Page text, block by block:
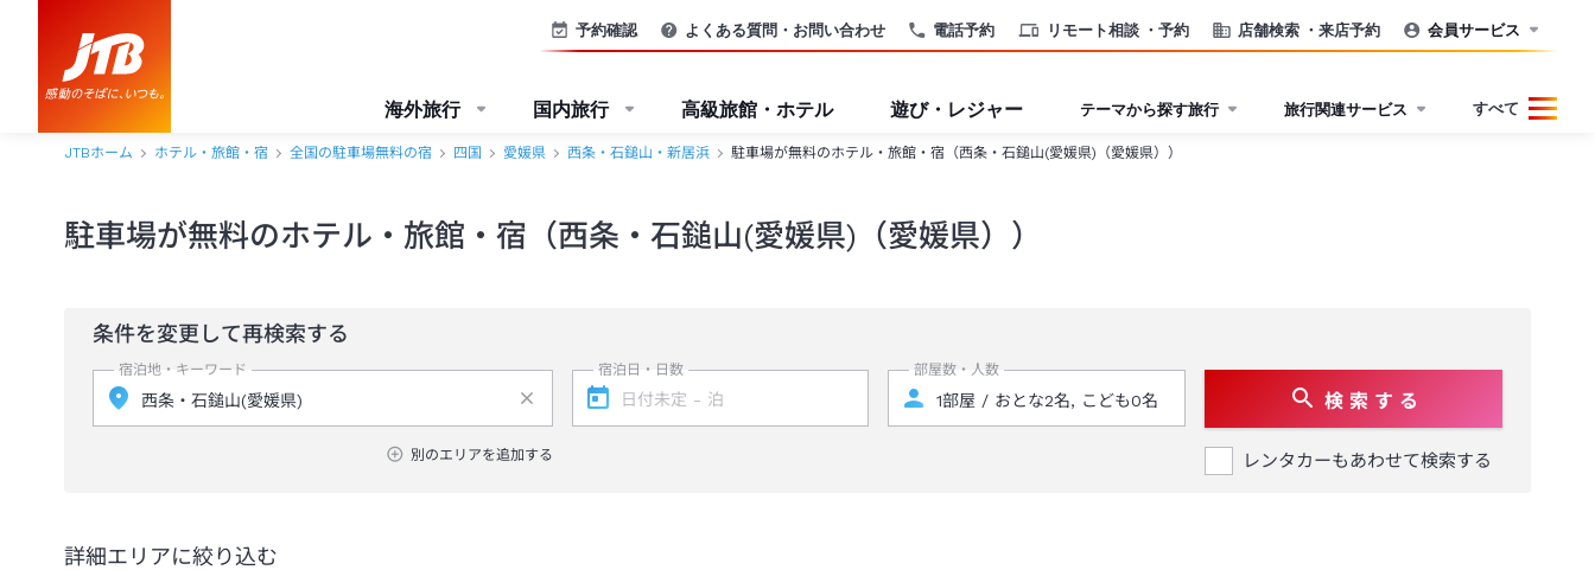
電話予約 リモート相談 ・予約 店舗検索 ・来店予約
予約確認 よくある質問・お問い合わせ 会員サービス
海外旅行 国内旅行 高級旅館・ホテル 遊び・レジャー テーマから探す旅行 旅行関連サービス すべて
JTBホーム ホテル・旅館・宿 全国の駐車場無料の宿 四国 愛媛県 西条・石鎚山・新居浜 駐車場が無料のホテル・旅館・宿（西条・石鎚山(愛媛県)（愛媛県））
駐車場が無料のホテル・旅館・宿（西条・石鎚山(愛媛県)（愛媛県））
条件を変更して再検索する
宿泊地・キーワード
別のエリアを追加する
宿泊日・日数 部屋数・人数
検 索 す る
レンタカーもあわせて検索する
詳細エリアに絞り込む